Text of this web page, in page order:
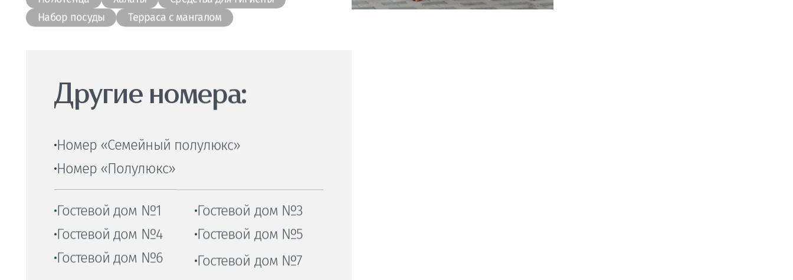
предоплаты за выбранную услугу.
Телевизор Wi-Fi
Санузел с душем
Микроволновая печь
Холодильник
Набор посуды
Терраса с мангалом
Другие номера: